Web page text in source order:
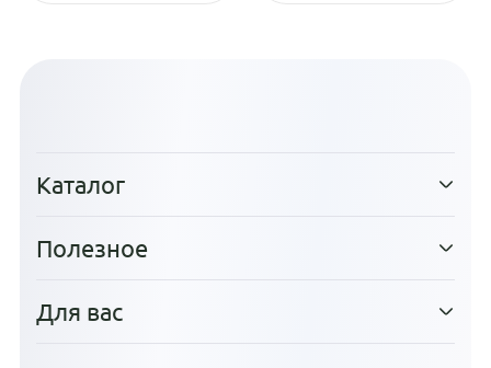
Каталог
Полезное
Для вас